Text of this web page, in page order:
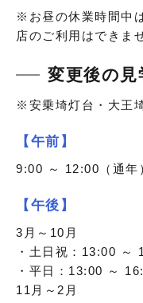
※お昼の休業時間中
店のご利用はできま
変更後の見
※安乗埼灯台・大王
【午前】
9:00 ～ 12:00（通年
【午後】
3月～10月
・土日祝：13:00 ～
・平日：13:00 ～
11月～2月